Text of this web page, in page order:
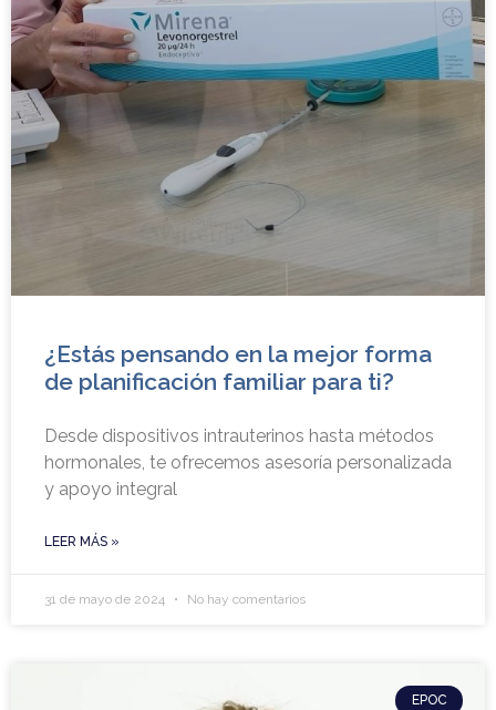
¿Estás pensando en la mejor forma
de planificación familiar para ti?
Desde dispositivos intrauterinos hasta métodos
hormonales, te ofrecemos asesoría personalizada
y apoyo integral
LEER MÁS »
31 de mayo de 2024 No hay comentarios
EPOC